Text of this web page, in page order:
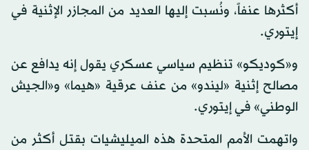
أكثرها عنفاً، ونُسبت إليها العديد من المجازر الإثنية في
إيتوري.
و«كوديكو» تنظيم سياسي عسكري يقول إنه يدافع عن
مصالح إثنية «ليندو» من عنف عرقية «هيما» و«الجيش
الوطني» في إيتوري.
واتهمت الأمم المتحدة هذه الميليشيات بقتل أكثر من